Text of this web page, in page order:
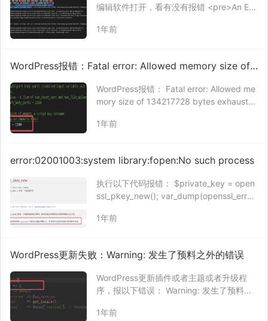
编辑软件打开，看有没有报错 <pre>An Err
yii\web\HeadersAlreadySent…
1年前
WordPress报错：Fatal error: Allowed memory size of 1
34217728 bytes exhausted (tried to allocate 20480 b
ytes)
WordPress报错： Fatal error: Allowed me
mory size of 134217728 bytes exhauste
v\ngi…
1年前
error:02001003:system library:fopen:No such process
执行以下代码报错： $private_key = open
ssl_pkey_new(); var_dump(openssl_error
fopen:No su…
1年前
WordPress更新失败：Warning: 发生了预料之外的错误
WordPress更新插件或者主题或者升级程
序，报以下错误： Warning: 发生了预料之
的配置可能出了一些问题。如果您持续遇到
1年前